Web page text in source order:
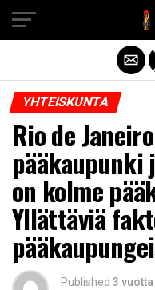
YHTEISKUNTA
Rio de
pääkaupunki
on kolme
Yllättäviä
Published 3
Exit